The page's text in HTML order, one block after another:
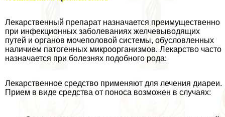
Лекарственный препарат назначается преимущественно
при инфекционных заболеваниях желчевыводящих
путей и органов мочепoлoвoй системы, обусловленных
наличием патогенных микроорганизмов. Лекарство часто
назначается при болезнях подобного рода:
Лекарственное средство применяют для лечения диареи.
Прием в виде средства от поноса возможен в случаях: